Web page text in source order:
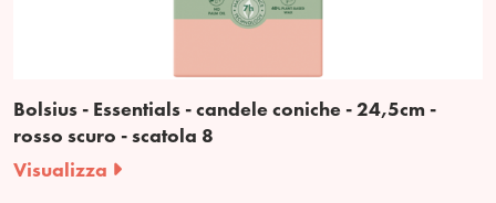
Bolsius - Essentials - candele coniche - 24,5cm -
rosso scuro - scatola 8
Visualizza